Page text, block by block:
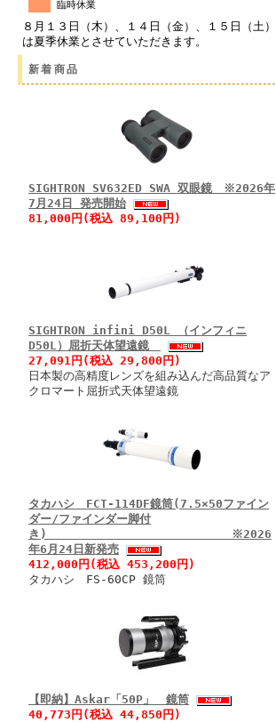
臨時休業
８月１３日（木）、１４日（金）、１５日（土）
は夏季休業とさせていただきます。
新着商品
SIGHTRON SV632ED SWA 双眼鏡 ※2026年
7月24日 発売開始
81,000円(税込 89,100円)
SIGHTRON infini D50L （インフィニ
D50L）屈折天体望遠鏡
27,091円(税込 29,800円)
日本製の高精度レンズを組み込んだ高品質なア
クロマート屈折式天体望遠鏡
タカハシ FCT-114DF鏡筒(7.5×50ファイン
ダー/ファインダー脚付
き) ※2026
年6月24日新発売
412,000円(税込 453,200円)
タカハシ FS-60CP 鏡筒
【即納】Askar「50P」 鏡筒
40,773円(税込 44,850円)